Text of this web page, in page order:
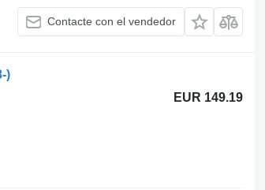
Contacte con el vendedor
)
EUR 149.19